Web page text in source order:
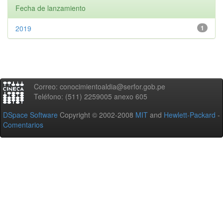
Fecha de lanzamiento
1
2019
Correo: conocimientoaldia@serfor.gob.pe
Teléfono: (511) 2259005 anexo 605
DSpace Software Copyright © 2002-2008 MIT and Hewlett-Packard -
Comentarios